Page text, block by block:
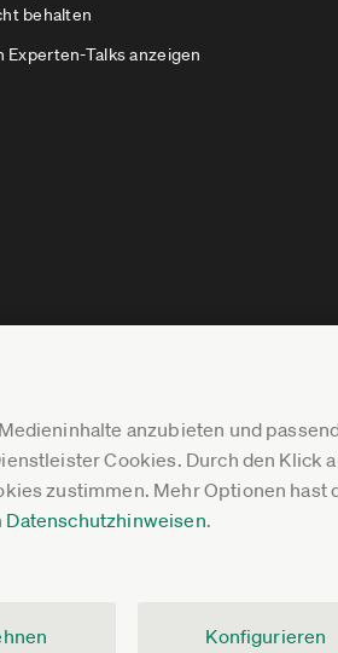
anzubieten und
Cookies. Durch den Klick
zustimmen. Mehr Optionen hast
Datenschutzhinweisen.
Konfigurieren
behalten
Experten-Talks anzeigen